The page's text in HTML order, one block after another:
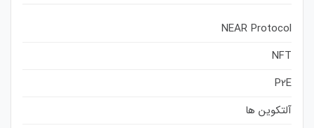
NEAR Protocol
NFT
P2E
آلتکوین ها